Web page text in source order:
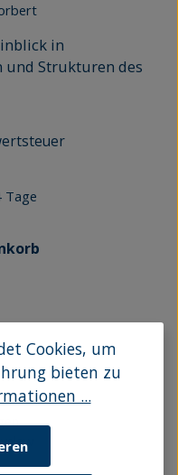
in
Strukturen des
Tage
Cookies, um
bieten zu
...